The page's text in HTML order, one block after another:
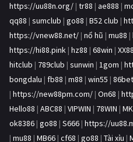
https://uu88n.org/ | tr88 | ae888 |
qq88 | sumclub | go88 | B52 club |
https://vnew88.net/ | nổ hũ | mu88 |
https://hi88.pink | hz88 | 68win | XX88
hitclub | 789club | sunwin | 1gom |
bongdalu | fb88 | m88 | win55 | 86bet
| https://new88pm.com/ | On68 |
Hello88 | ABC88 | VIPWIN | 78WIN |
ok8386 | go88 | S666 | https://
| mu88 | MB66 | cf68 | go88 | Tài xỉu |